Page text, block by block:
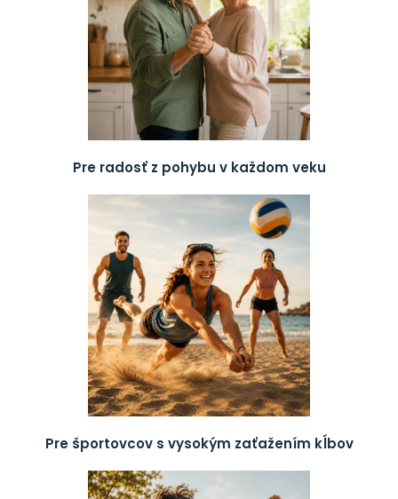
Pre radosť z pohybu v každom veku
Pre športovcov s vysokým zaťažením kĺbov